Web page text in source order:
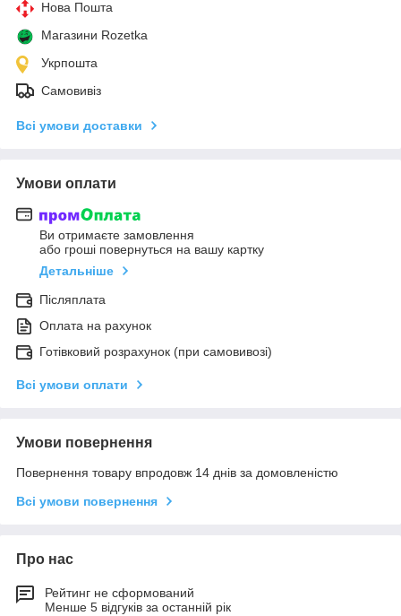
Нова Пошта
Магазини Rozetka
Укрпошта
Самовивіз
Всі умови доставки
Умови оплати
Ви отримаєте замовлення
або гроші повернуться на вашу картку
Детальніше
Післяплата
Оплата на рахунок
Готівковий розрахунок (при самовивозі)
Всі умови оплати
Умови повернення
Повернення товару впродовж 14 днів за домовленістю
Всі умови повернення
Про нас
Рейтинг не сформований
Менше 5 відгуків за останній рік